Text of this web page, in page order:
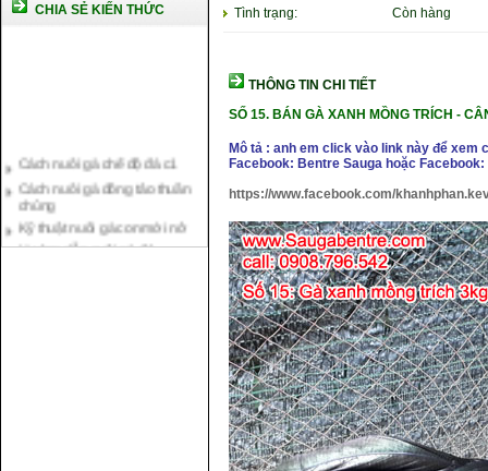
CHIA SẺ KIẾN THỨC
Cách nuôi gà đông tảo thuần
chủng
Kỹ thuật nuôi gà con mới nở
Hướng dẫn nuôi gà đá
Tình trạng: Còn hàng
THÔNG TIN CHI TIẾT
SỐ 15.BÁN GÀ XANH MỒNG TRÍCH -
Mô tả : anh em click vào link này để
Facebook: Bentre Sauga hoặc Facebook:
https://www.facebook.com/